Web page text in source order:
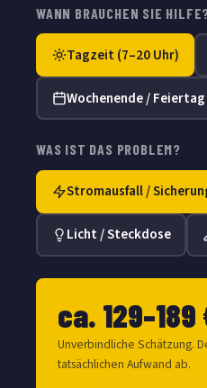
WANN BRAUCHEN SIE
Tagzeit (7–20 Uhr)
Wochenende / Feiertag
WAS IST DAS PROBLEM?
Stromausfall /
Licht / Steckdose
ca. 129–189
Unverbindliche Schätzung.
tatsächlichen Aufwand ab.